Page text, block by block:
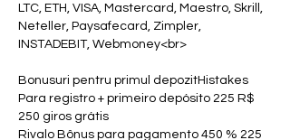
LTC, ETH, VISA, Mastercard, Maestro, Skrill,
Neteller, Paysafecard, Zimpler,
INSTADEBIT, Webmoney<br>
Bonusuri pentru primul depozitHistakes
Para registro + primeiro depósito 225 R$
250 giros grátis
Rivalo Bônus para pagamento 450 % 225